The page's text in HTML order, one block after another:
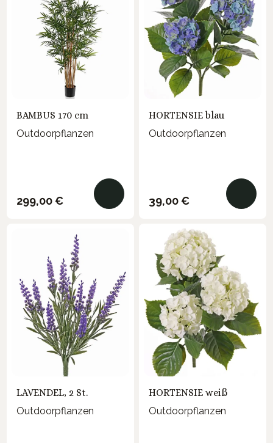
BAMBUS 170 cm
Outdoorpflanzen
Regulärer Preis:
299,00 €
HORTENSIE blau
Outdoorpflanzen
Regulärer Preis:
39,00 €
LAVENDEL, 2 St.
Outdoorpflanzen
HORTENSIE weiß
Outdoorpflanzen